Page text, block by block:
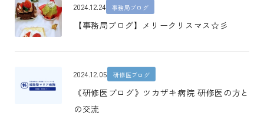
2024.12.24 事務局ブログ
【事務局ブログ】メリークリスマス☆彡
2024.12.05 研修医ブログ
《研修医ブログ》ツカザキ病院 研修医の方と
の交流